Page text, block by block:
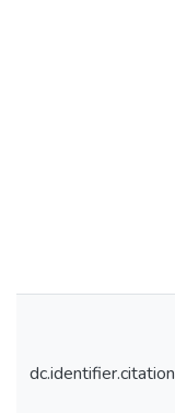
dc.identifier.citation